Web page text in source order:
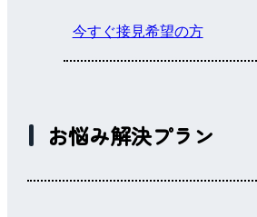
今すぐ接見希望の方
お悩み解決プラン